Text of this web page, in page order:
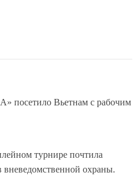
посетило Вьетнам с рабочим
турнире почтила
вневедомственной охраны.